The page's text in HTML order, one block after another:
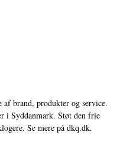
brand, produkter og service.
i Syddanmark. Støt den frie
Se mere på dkq.dk.